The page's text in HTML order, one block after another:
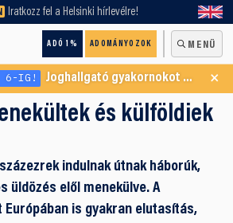
Iratkozz fel a Helsinki hírlevélre!
ADÓ 1% ADOMÁNYOZOK MENÜ
6-IG! Joghallgató gyakornokot keresünk Menekültügyi Programunkba ×
és külföldiek
indulnak útnak háborúk,
üldözés elől menekülve. A
is gyakran elutasítás,